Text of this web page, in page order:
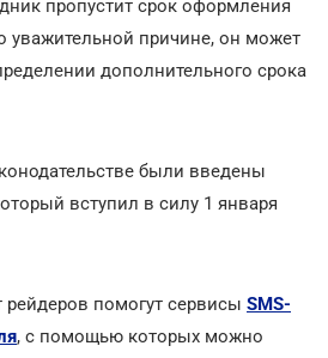
пропустит срок оформления
уважительной причине, он может
дополнительного срока
были введены
вступил в силу 1 января
помогут сервисы SMS-
, с помощью которых можно